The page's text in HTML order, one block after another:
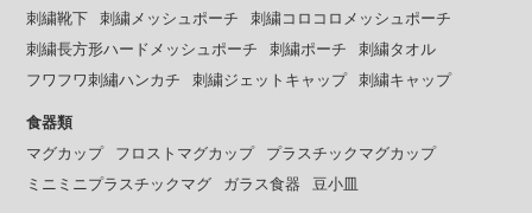
刺繍靴下
刺繍メッシュポーチ
刺繍コロコロメッシュポーチ
刺繍長方形ハードメッシュポーチ
刺繍ポーチ
刺繍タオル
フワフワ刺繡ハンカチ
刺繍ジェットキャップ 刺繍キャップ
食器類
マグカップ
フロストマグカップ
プラスチックマグカップ
ミニミニプラスチックマグ
ガラス食器 豆小皿